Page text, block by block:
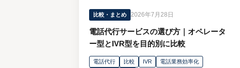
比較・まとめ 2026年7月28日
電話代行サービスの選び方｜オペレータ
ー型とIVR型を目的別に比較
電話代行 比較 IVR
電話業務効率化